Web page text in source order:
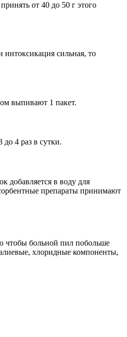
от 40 до 50 г этого
сильная, то
выпивают 1 пакет.
4 раз в сутки.
добавляется в воду для
препараты принимают
чтобы больной пил побольше
хлоридные компоненты,